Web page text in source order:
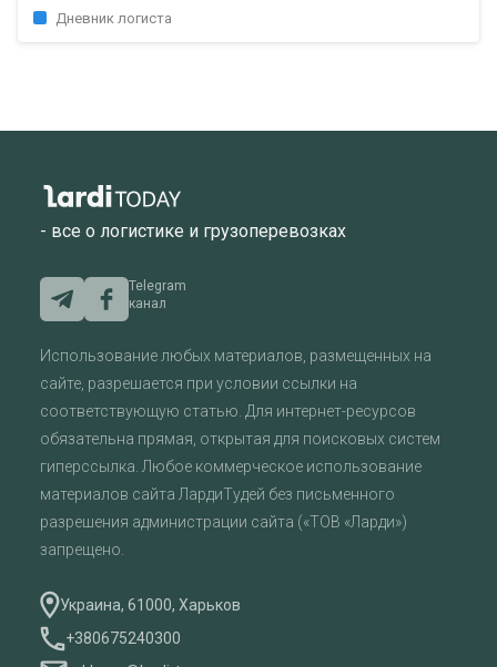
Дневник логиста
- все о логистике и грузоперевозках
Telegram
канал
Использование любых материалов, размещенных на
сайте, разрешается при условии ссылки на
соответствующую статью. Для интернет-ресурсов
обязательна прямая, открытая для поисковых систем
гиперссылка. Любое коммерческое использование
материалов сайта ЛардиТудей без письменного
разрешения администрации сайта («ТОВ «Ларди»)
запрещено.
Украина, 61000, Харьков
+380675240300